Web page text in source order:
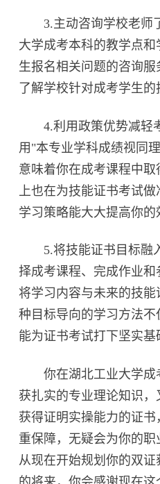
3.主动咨询学校老师
大学成考本科的教学点
生报名相关问题的咨询服
了解学校针对成考学生的
4.利用政策优势减轻
用"本专业学科成绩视同
意味着你在成考课程中
上也在为技能证书考试
学习策略能大大提高你的
5.将技能证书目标融
择成考课程、完成作业
将学习内容与未来的技
种目标导向的学习方法
能为证书考试打下坚实基
你在湖北工业大学成
获扎实的专业理论知识
获得证明实操能力的证
重保障，无疑会为你的职
从现在开始规划你的双